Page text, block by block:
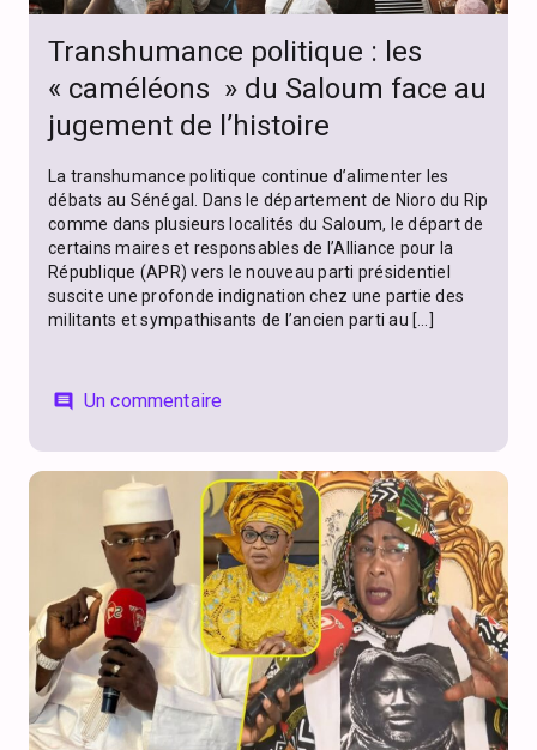
Transhumance politique : les
« caméléons » du Saloum face au
jugement de l’histoire
La transhumance politique continue d’alimenter les
débats au Sénégal. Dans le département de Nioro du Rip
comme dans plusieurs localités du Saloum, le départ de
certains maires et responsables de l’Alliance pour la
République (APR) vers le nouveau parti présidentiel
suscite une profonde indignation chez une partie des
militants et sympathisants de l’ancien parti au […]
comment Un commentaire